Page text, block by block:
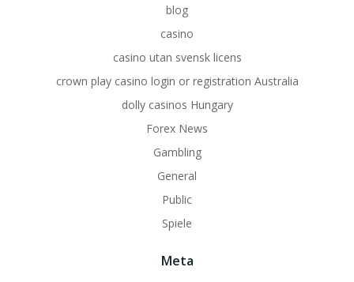
blog
casino
casino utan svensk licens
crown play casino login or registration Australia
dolly casinos Hungary
Forex News
Gambling
General
Public
Spiele
Meta